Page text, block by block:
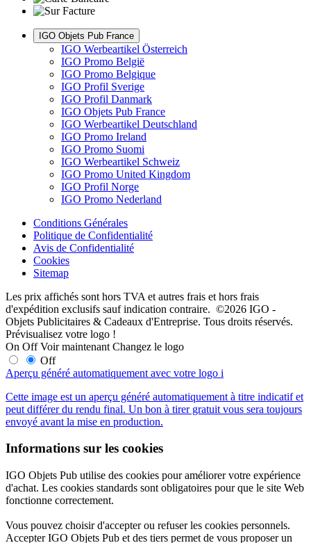
IGO Objets Pub France
IGO Werbeartikel Österreich
IGO Promo België
IGO Promo Belgique
IGO Profil Sverige
IGO Profil Danmark
IGO Objets Pub France
IGO Werbeartikel Deutschland
IGO Promo Ireland
IGO Promo Suomi
IGO Werbeartikel Schweiz
IGO Promo United Kingdom
IGO Profil Norge
IGO Promo Nederland
Conditions Générales
Politique de Confidentialité
Avis de Confidentialité
Cookies
Sitemap
Les prix affichés sont hors TVA et autres frais et hors frais
d'expédition exclusifs sauf indication contraire. ©2026 IGO -
Objets Publicitaires & Cadeaux d'Entreprise. Tous droits réservés.
Prévisualisez votre logo !
On Off Voir maintenant Changez le logo
Off
Aperçu généré automatiquement avec votre logo i
Cette image est un aperçu généré automatiquement à titre indicatif et
peut différer du rendu final. Un bon à tirer gratuit vous sera toujours
envoyé avant la mise en production.
Informations sur les cookies
IGO Objets Pub utilise des cookies pour améliorer votre expérience
d'achat. Les cookies standards sont obligatoires pour que le site Web
fonctionne correctement.
Vous pouvez choisir d'accepter ou refuser les cookies personnels.
Accepter IGO Objets Pub et des tiers permet de vous proposer un